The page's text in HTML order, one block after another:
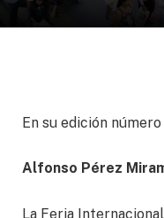
En su edición
Alfonso Pérez
La Feria